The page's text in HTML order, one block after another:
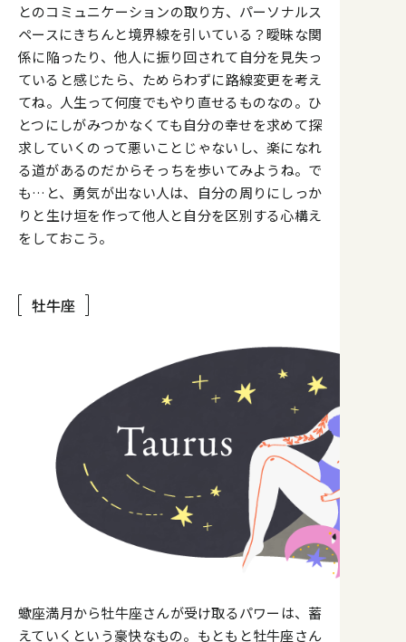
とのコミュニケーションの取り方、パーソナルス
ペースにきちんと境界線を引いている？曖昧な関
係に陥ったり、他人に振り回されて自分を見失っ
ていると感じたら、ためらわずに路線変更を考え
てね。人生って何度でもやり直せるものなの。ひ
とつにしがみつかなくても自分の幸せを求めて探
求していくのって悪いことじゃないし、楽になれ
る道があるのだからそっちを歩いてみようね。で
も…と、勇気が出ない人は、自分の周りにしっか
りと生け垣を作って他人と自分を区別する心構え
をしておこう。
牡牛座
蠍座満月から牡牛座さんが受け取るパワーは、蓄
えていくという豪快なもの。もともと牡牛座さん